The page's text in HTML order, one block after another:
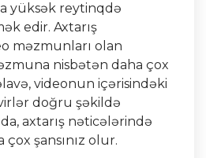
yüksək reytinqdə
edir. Axtarış
məzmunları olan
nisbətən daha çox
videonun içərisindəki
doğru şəkildə
axtarış nəticələrində
çox şansınız olur.